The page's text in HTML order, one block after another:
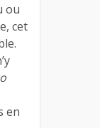
ou
cet
en